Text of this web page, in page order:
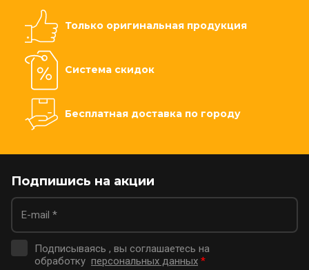
Только оригинальная продукция
Система скидок
Бесплатная доставка по городу
Подпишись на акции
Подписываясь , вы соглашаетесь на
обработку персональных данных *